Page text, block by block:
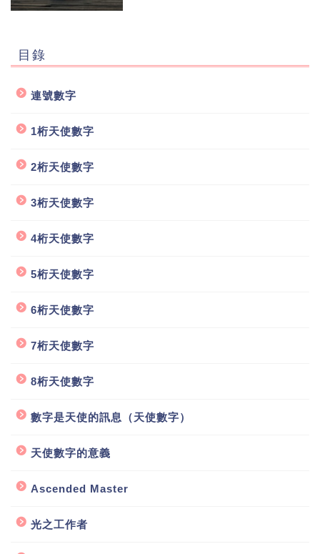
目錄
連號數字
1桁天使數字
2桁天使數字
3桁天使數字
4桁天使數字
5桁天使數字
6桁天使數字
7桁天使數字
8桁天使數字
數字是天使的訊息（天使數字）
天使數字的意義
Ascended Master
光之工作者